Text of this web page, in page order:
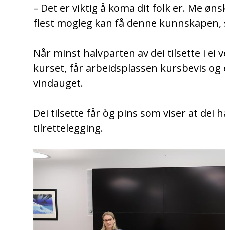
– Det er viktig å koma dit folk er. Me
flest mogleg kan få denne
Når minst halvparten av dei tilsette i ei
kurset, får arbeidsplassen kursbevis
vindauget.
Dei tilsette får òg pins som viser at dei
tilrettelegging.